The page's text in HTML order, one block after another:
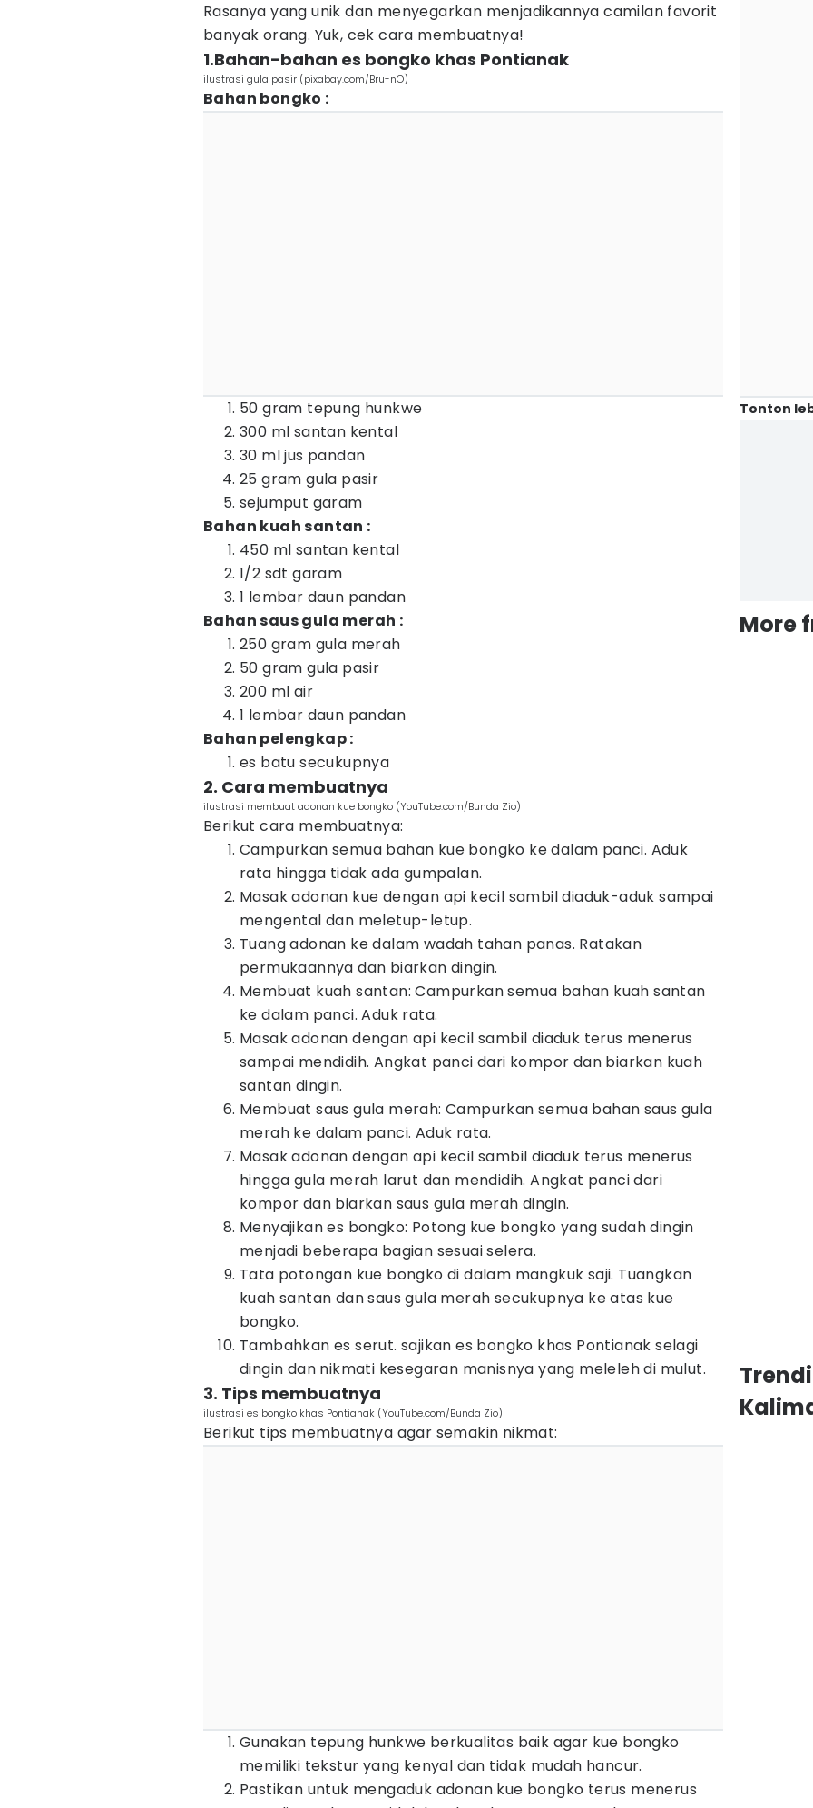
Rasanya yang unik dan menyegarkan menjadikannya camilan favorit
banyak orang. Yuk, cek cara membuatnya!
1.Bahan-bahan es bongko khas Pontianak
ilustrasi gula pasir (pixabay.com/Bru-nO)
Bahan bongko :
50 gram tepung hunkwe
300 ml santan kental
30 ml jus pandan
25 gram gula pasir
sejumput garam
Bahan kuah santan :
450 ml santan kental
1/2 sdt garam
1 lembar daun pandan
Bahan saus gula merah :
250 gram gula merah
50 gram gula pasir
200 ml air
1 lembar daun pandan
Bahan pelengkap :
es batu secukupnya
2. Cara membuatnya
ilustrasi membuat adonan kue bongko (YouTube.com/Bunda Zio)
Berikut cara membuatnya:
Campurkan semua bahan kue bongko ke dalam panci. Aduk
rata hingga tidak ada gumpalan.
Masak adonan kue dengan api kecil sambil diaduk-aduk sampai
mengental dan meletup-letup.
Tuang adonan ke dalam wadah tahan panas. Ratakan
permukaannya dan biarkan dingin.
Membuat kuah santan: Campurkan semua bahan kuah santan
ke dalam panci. Aduk rata.
Masak adonan dengan api kecil sambil diaduk terus menerus
sampai mendidih. Angkat panci dari kompor dan biarkan kuah
santan dingin.
Membuat saus gula merah: Campurkan semua bahan saus gula
merah ke dalam panci. Aduk rata.
Masak adonan dengan api kecil sambil diaduk terus menerus
hingga gula merah larut dan mendidih. Angkat panci dari
kompor dan biarkan saus gula merah dingin.
Menyajikan es bongko: Potong kue bongko yang sudah dingin
menjadi beberapa bagian sesuai selera.
Tata potongan kue bongko di dalam mangkuk saji. Tuangkan
kuah santan dan saus gula merah secukupnya ke atas kue
bongko.
Tambahkan es serut. sajikan es bongko khas Pontianak selagi
dingin dan nikmati kesegaran manisnya yang meleleh di mulut.
3. Tips membuatnya
ilustrasi es bongko khas Pontianak (YouTube.com/Bunda Zio)
Berikut tips membuatnya agar semakin nikmat:
Gunakan tepung hunkwe berkualitas baik agar kue bongko
memiliki tekstur yang kenyal dan tidak mudah hancur.
Pastikan untuk mengaduk adonan kue bongko terus menerus
Tonton
More